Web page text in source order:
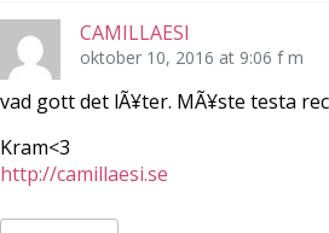
CAMILLAESI
oktober 10, 2016 at 9:06 f m
vad gott det lÃ¥ter. MÃ¥ste testa
Kram<3
http://camillaesi.se